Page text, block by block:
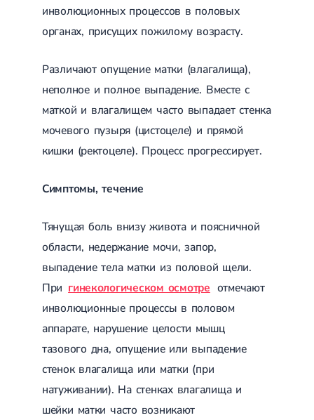
Эндокринология
Сахарный диабет
Сахарный диабет 2 типа
Несахарный диабет
Школа диабета
Диффузный токсический зоб (Базедова болезнь)
Узловой зоб
Диффузный зоб
Аутоиммунный тиреоидит
Гипотиреоз
Болезнь Иценко-Кушинга
Гирсутизм
Киста щитовидной железы
Ожирение
Надпочечниковая недостаточность (болезнь Аддисона)
Физиотерапия
Ударно-волновая терапия
Магнитотерапия
Лазерная терапия
Реабилитация
Реабилитация после перелома
Реабилитация после вывиха
инволюционных процессов в половых
органах, присущих пожилому возрасту.
Различают опущение матки (влагалища),
неполное и полное выпадение. Вместе с
маткой и влагалищем часто выпадает стенка
мочевого пузыря (цистоцеле) и прямой
кишки (ректоцеле). Процесс прогрессирует.
Симптомы, течение
Тянущая боль внизу живота и поясничной
области, недержание мочи, запор,
выпадение тела матки из половой щели.
При гинекологическом осмотре отмечают
инволюционные процессы в половом
аппарате, нарушение целости мышц
тазового дна, опущение или выпадение
стенок влагалища или матки (при
натуживании). На стенках влагалища и
шейки матки часто возникают